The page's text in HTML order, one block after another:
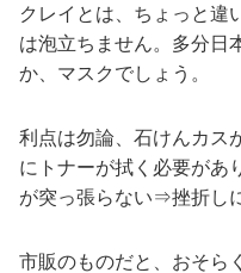
クレイとは、ちょっと違
は泡立ちません。多分日
か、マスクでしょう。
利点は勿論、石けんカス
にトナーが拭く必要が
が突っ張らない⇒挫折し
市販のものだと、おそら